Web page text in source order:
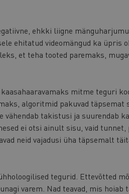
ehkki liigne
ehitatud videomängud ka üpris
et teha tooted paremaks,
mitme teguri
algoritmid pakuvad täpsemat
takistusi ja suurendab
ei otsi ainult sisu, vaid
neid vajadusi üha täpsemalt
tegurid. Ettevõtted
varem. Nad teavad, mis hoiab